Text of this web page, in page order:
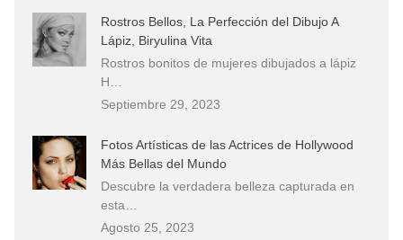
Rostros Bellos, La Perfección del Dibujo A
Lápiz, Biryulina Vita
Rostros bonitos de mujeres dibujados a lápiz
H…
Septiembre 29, 2023
Fotos Artísticas de las Actrices de Hollywood
Más Bellas del Mundo
Descubre la verdadera belleza capturada en
esta…
Agosto 25, 2023